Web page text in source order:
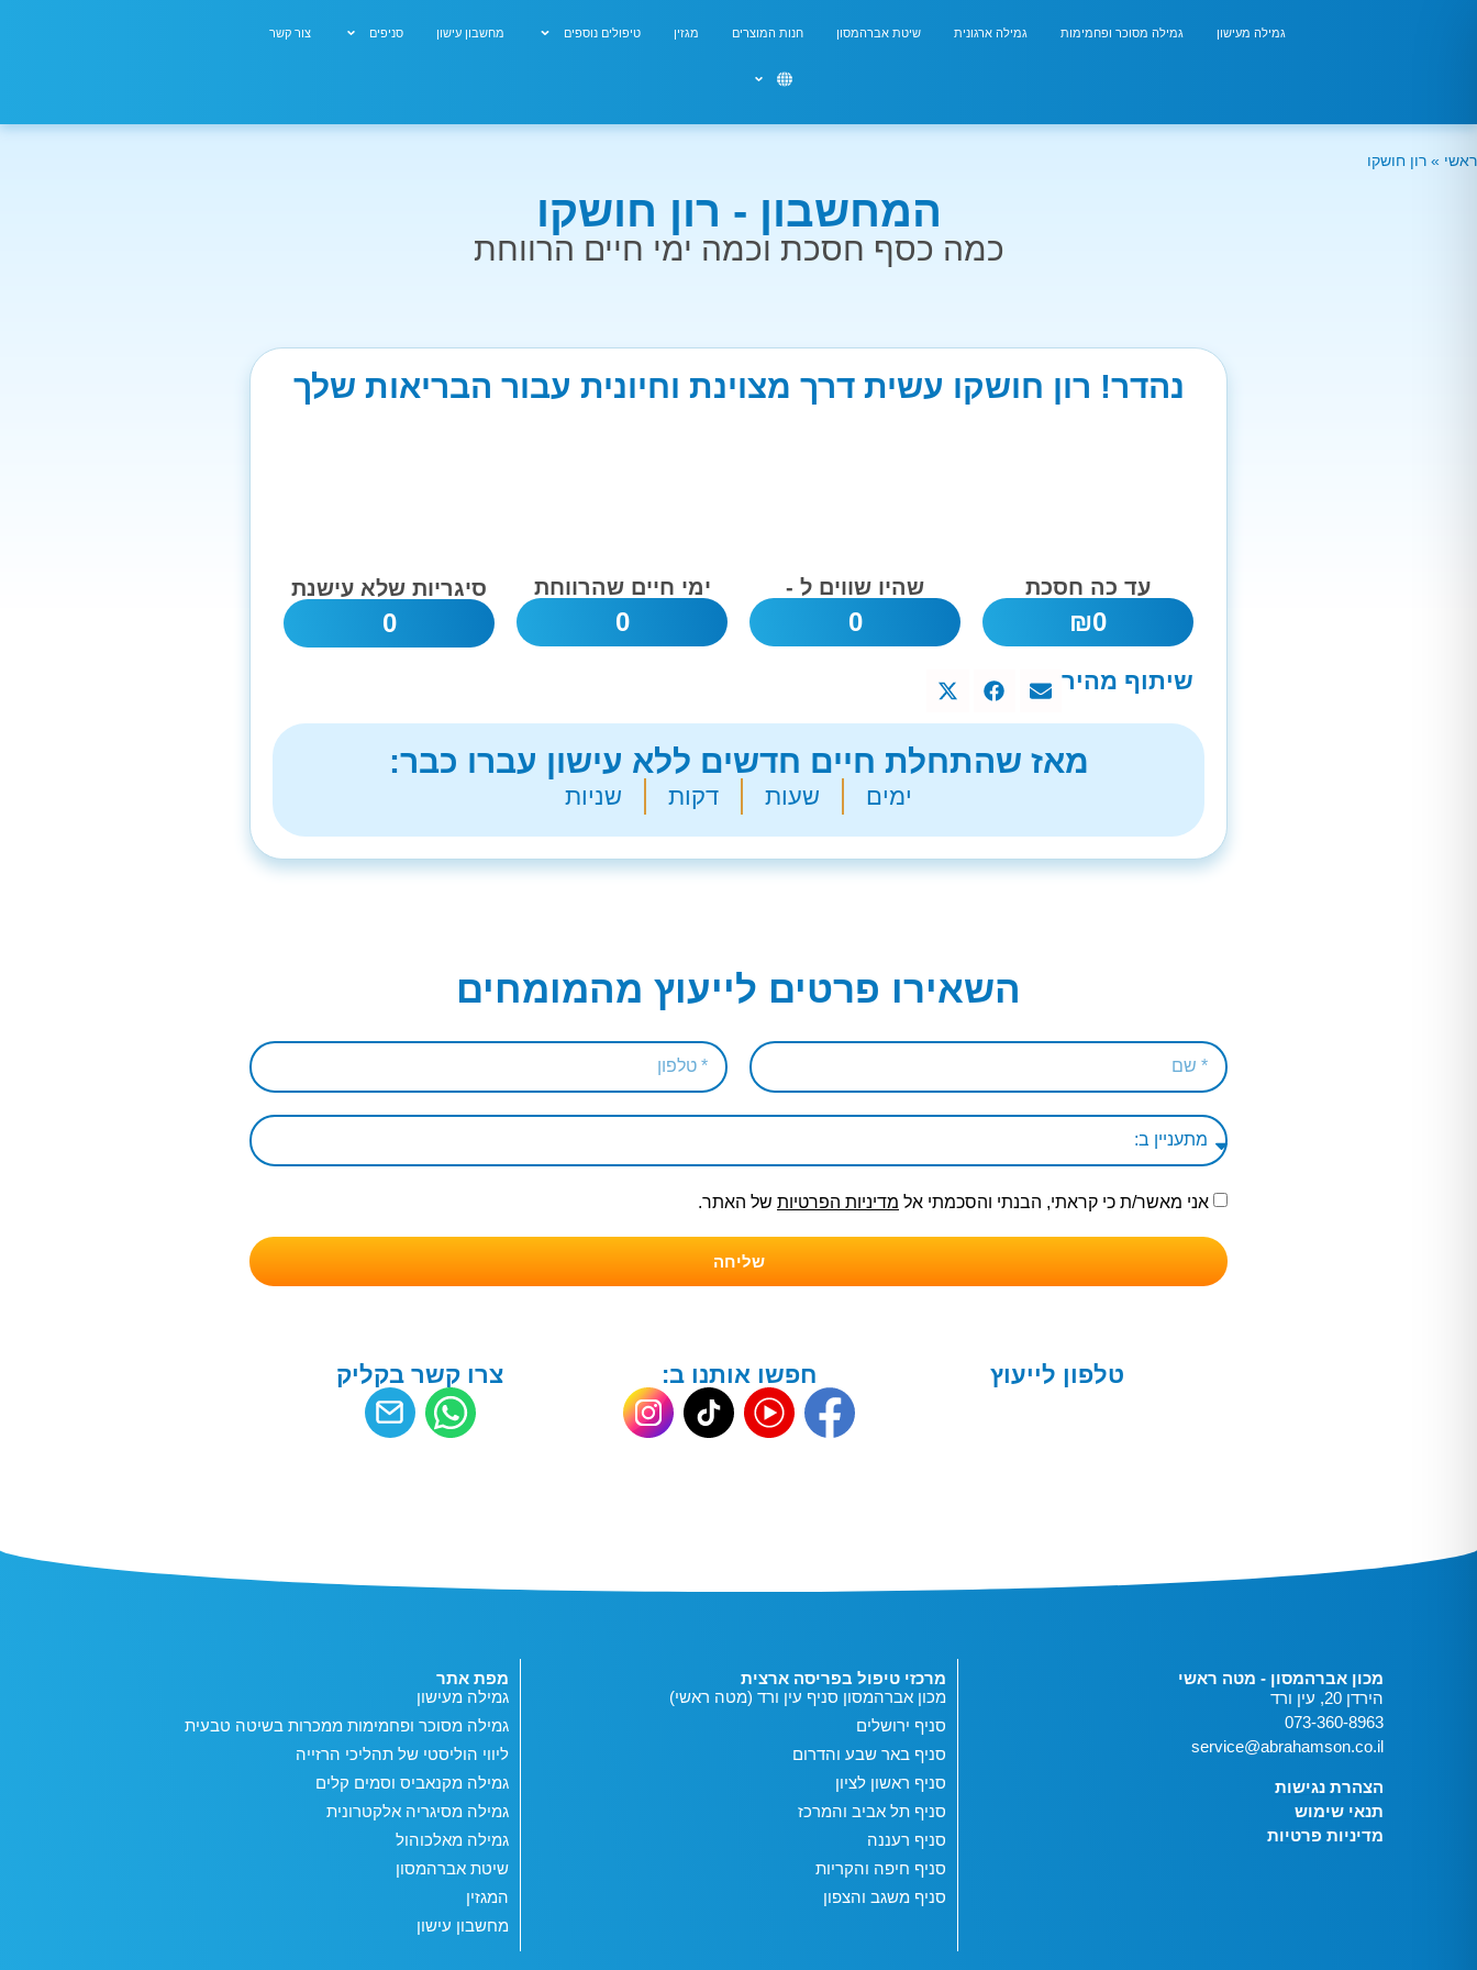
גמילה מעישון גמילה מסוכר ופחמימות גמילה ארגונית שיטת אברהמסון חנות המוצרים מגזין טיפולים נוספים מחשבון עישון סניפים צור קשר
ראשי » רון חושקו
המחשבון - רון חושקו
כמה כסף חסכת וכמה ימי חיים הרווחת
נהדר! רון חושקו עשית דרך מצוינת וחיונית עבור הבריאות שלך
עד כה חסכת
0
₪
שהיו שווים ל -
0
ימי חיים שהרווחת
0
סיגריות שלא עישנת
0
שיתוף מהיר
מאז שהתחלת חיים חדשים ללא עישון עברו כבר:
ימים שעות דקות שניות
השאירו פרטים לייעוץ מהמומחים
אני מאשר/ת כי קראתי, הבנתי והסכמתי אל מדיניות הפרטיות של האתר.
שליחה
טלפון לייעוץ חפשו אותנו ב: צרו קשר בקליק
מכון אברהמסון - מטה ראשי
הירדן 20, עין ורד
073-360-8963
service@abrahamson.co.il
הצהרת נגישות
תנאי שימוש
מדיניות פרטיות
מרכזי טיפול בפריסה ארצית
מכון אברהמסון סניף עין ורד (מטה ראשי)
סניף ירושלים
סניף באר שבע והדרום
סניף ראשון לציון
סניף תל אביב והמרכז
סניף רעננה
סניף חיפה והקריות
סניף משגב והצפון
מפת אתר
גמילה מעישון
גמילה מסוכר ופחמימות ממכרות בשיטה טבעית
ליווי הוליסטי של תהליכי הרזייה
גמילה מקנאביס וסמים קלים
גמילה מסיגריה אלקטרונית
גמילה מאלכוהול
שיטת אברהמסון
המגזין
מחשבון עישון